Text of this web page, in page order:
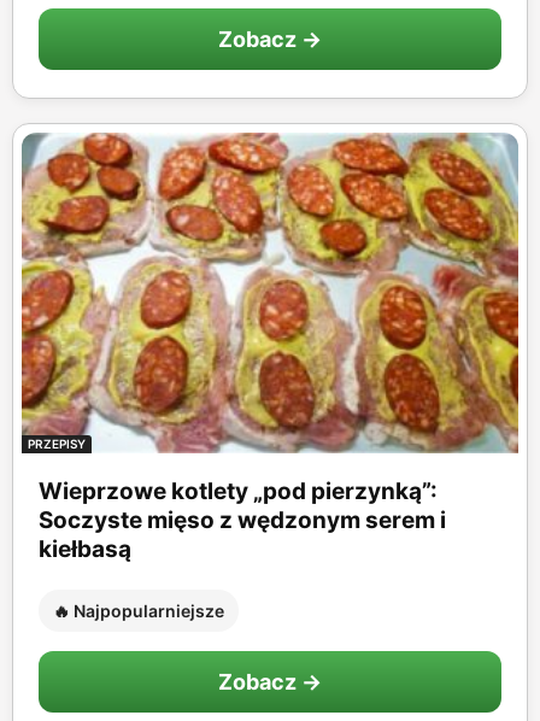
Zobacz →
PRZEPISY
Wieprzowe kotlety „pod pierzynką”:
Soczyste mięso z wędzonym serem i
kiełbasą
🔥 Najpopularniejsze
Zobacz →